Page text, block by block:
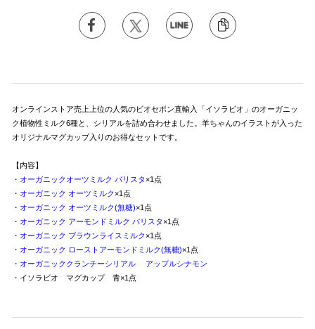
オンラインストア売上上位の人気のビオセボン直輸入「イソラビオ」のオーガニッ
ク植物性ミルク6種と、シリアルを詰め合わせました。羊ちゃんのイラストが入った
オリジナルマグカップ入りのお得なセットです。
【内容】
・ オーガニックオーツミルク バリスタ ×1点
・ オーガニック オーツミルク ×1点
・ オーガニック オーツミルク(無糖)×1点
・ オーガニック アーモンドミルク バリスタ ×1点
・ オーガニック ブラウンライスミルク ×1点
・ オーガニック ローストアーモンドミルク(無糖)×1点
・ オーガニッククランチーシリアル アップルシナモン
・イソラビオ マグカップ 青×1点